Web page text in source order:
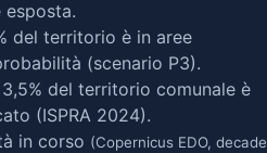
esposta.
del territorio è in aree
(scenario P3).
del territorio comunale è
(ISPRA 2024).
in corso (Copernicus EDO,